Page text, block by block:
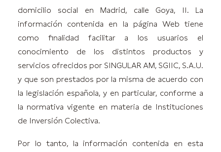
domicilio social en Madrid, calle Goya, 11. La
información contenida en la página Web tiene
como finalidad facilitar a los usuarios el
conocimiento de los distintos productos y
servicios ofrecidos por SINGULAR AM, SGIIC, S.A.U.
y que son prestados por la misma de acuerdo con
la legislación española, y en particular, conforme a
la normativa vigente en materia de Instituciones
de Inversión Colectiva.
Por lo tanto, la información contenida en esta